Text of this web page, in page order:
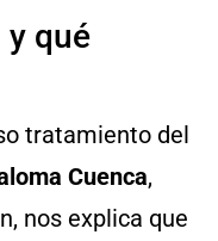
y qué
tratamiento del
Cuenca,
nos explica que